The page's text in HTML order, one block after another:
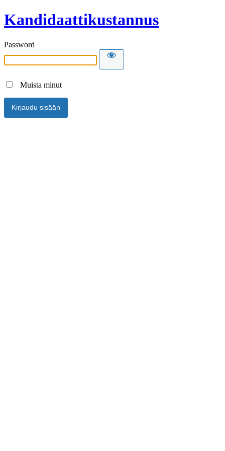
Kandidaattikustannus
Password
Muista minut